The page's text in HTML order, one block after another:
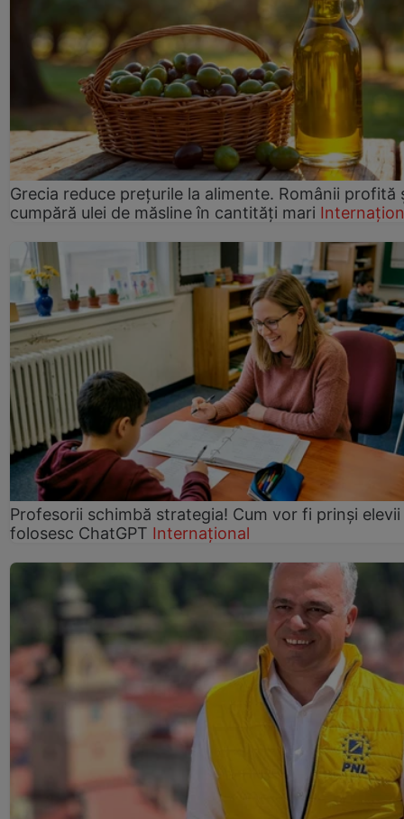
Grecia reduce prețurile la alimente. Românii profită
cumpără ulei de măsline în cantități mari
Profesorii schimbă strategia! Cum vor fi prinși elevii
folosesc ChatGPT Internațional